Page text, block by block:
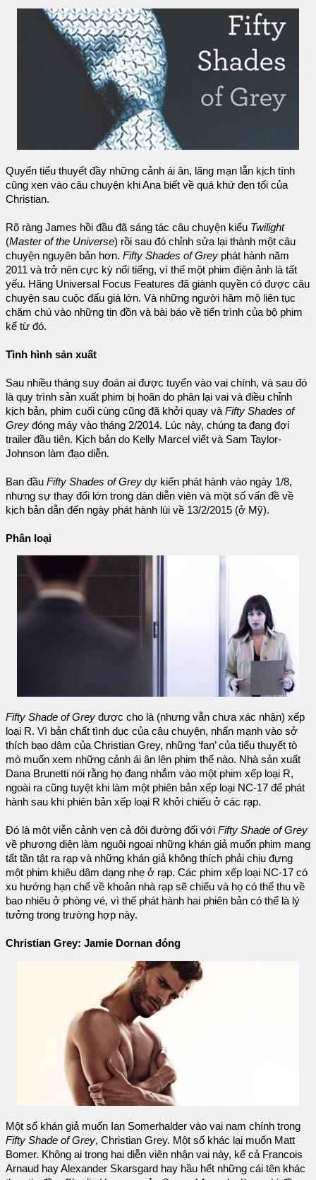
Quyển tiểu thuyết đầy những cảnh ái ân, lãng mạn lẫn kịch tính
cũng xen vào câu chuyện khi Ana biết về quá khứ đen tối của
Christian.
Rõ ràng James hồi đầu đã sáng tác câu chuyện kiểu Twilight
(Master of the Universe) rồi sau đó chỉnh sửa lại thành một câu
chuyện nguyên bản hơn. Fifty Shades of Grey phát hành năm
2011 và trở nên cực kỳ nổi tiếng, vì thế một phim điện ảnh là tất
yếu. Hãng Universal Focus Features đã giành quyền có được câu
chuyện sau cuộc đấu giá lớn. Và những người hâm mộ liên tục
chăm chú vào những tin đồn và bài báo về tiến trình của bộ phim
kể từ đó.
Tình hình sản xuất
Sau nhiều tháng suy đoán ai được tuyển vào vai chính, và sau đó
là quy trình sản xuất phim bị hoãn do phân lại vai và điều chỉnh
kịch bản, phim cuối cùng cũng đã khởi quay và Fifty Shades of
Grey đóng máy vào tháng 2/2014. Lúc này, chúng ta đang đợi
trailer đầu tiên. Kịch bản do Kelly Marcel viết và Sam Taylor-
Johnson làm đạo diễn.
Ban đầu Fifty Shades of Grey dự kiến phát hành vào ngày 1/8,
nhưng sự thay đổi lớn trong dàn diễn viên và một số vấn đề về
kịch bản dẫn đến ngày phát hành lùi về 13/2/2015 (ở Mỹ).
Phân loại
Fifty Shade of Grey được cho là (nhưng vẫn chưa xác nhận) xếp
loại R. Vì bản chất tình dục của câu chuyện, nhấn mạnh vào sở
thích bạo dâm của Christian Grey, những ‘fan’ của tiểu thuyết tò
mò muốn xem những cảnh ái ân lên phim thế nào. Nhà sản xuất
Dana Brunetti nói rằng họ đang nhắm vào một phim xếp loại R,
ngoài ra cũng tuyệt khi làm một phiên bản xếp loại NC-17 để phát
hành sau khi phiên bản xếp loại R khởi chiếu ở các rạp.
Đó là một viễn cảnh vẹn cả đôi đường đối với Fifty Shade of Grey
về phương diện làm nguôi ngoai những khán giả muốn phim mang
tất tần tật ra rạp và những khán giả không thích phải chịu đựng
một phim khiêu dâm dạng nhẹ ở rạp. Các phim xếp loại NC-17 có
xu hướng hạn chế về khoản nhà rạp sẽ chiếu và họ có thể thu về
bao nhiêu ở phòng vé, vì thế phát hành hai phiên bản có thể là lý
tưởng trong trường hợp này.
Christian Grey: Jamie Dornan đóng
Một số khán giả muốn Ian Somerhalder vào vai nam chính trong
Fifty Shade of Grey, Christian Grey. Một số khác lại muốn Matt
Bomer. Không ai trong hai diễn viên nhận vai này, kể cả Francois
Arnaud hay Alexander Skarsgard hay hầu hết những cái tên khác